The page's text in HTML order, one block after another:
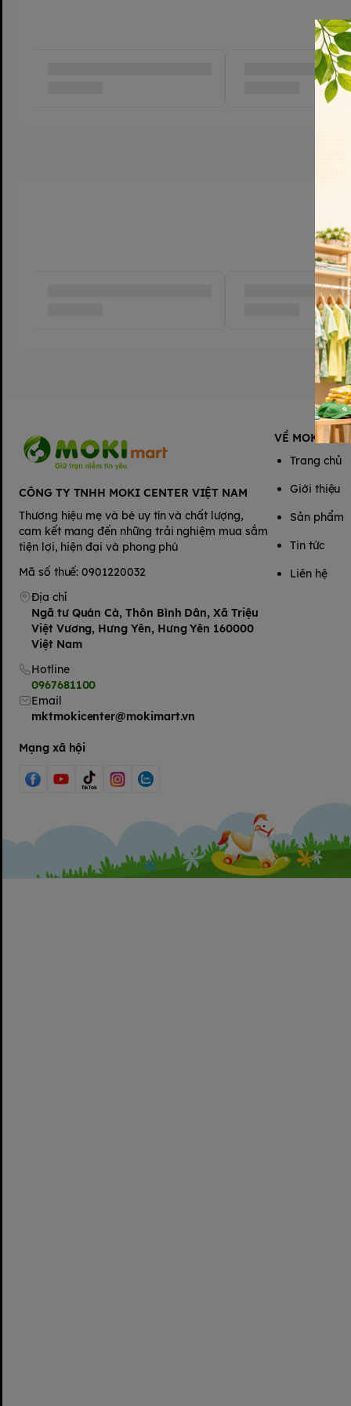
Thấu hiểu sâu sắc nhu cầu dinh dưỡng của trẻ em Việt Nam
nữa để cải thiện tầm vóc người Việt, Nutifood Sweden
Nutifood Thuỵ Điển – NNRIS ra đời. Là nơi quy tụ hơn 50
dưỡng hàng đầu tại Châu u kết hợp với tâm huyết 20 năm
và phát triển các giải pháp dinh dưỡng theo tiêu chuẩn
trạng đặc thù của trẻ em Việt Nam. Một trong những thành
thức NuVi Power độc quyền dành riêng cho trẻ em Việt
sung các dưỡng chất thiết yếu, các vitamin nhóm B (B1,
chức năng não bộ cho bé Cao Lớn; Vitamin D3, K2, Kẽm,
Thông Minh. Nhãn hiệu NuVi có đa dạng sản phẩm với thiết
đáp ứng nhu cầu thưởng thức của các khách hàng nhí, đem
#Nutifood #NutifoodNuVi #NutiMilk #NuVi
#Nutifoodngôinhàdinhdưỡng #NuViPower
#NuVitúiecolean #SữatươiNutiMilk #NuVisữauốnglênmen
CÔNG TY TNHH MOKI CENTER VIỆT NAM
Thương hiệu mẹ và bé uy tín và chất lượng,
cam kết mang đến những trải nghiệm mua sắm
tiện lợi, hiện đại và phong phú
Mã số thuế: 0901220032
Địa chỉ
Ngã tư Quán Cà, Thôn Bình Dân, Xã Triệu
Việt Vương, Hưng Yên, Hưng Yên 160000
Việt Nam
Hotline
0967681100
Email
mktmokicenter@mokimart.vn
Mạng xã hội
VỀ
Trang chủ
Giới thiệu
Sản phẩm
Tin tức
Liên hệ